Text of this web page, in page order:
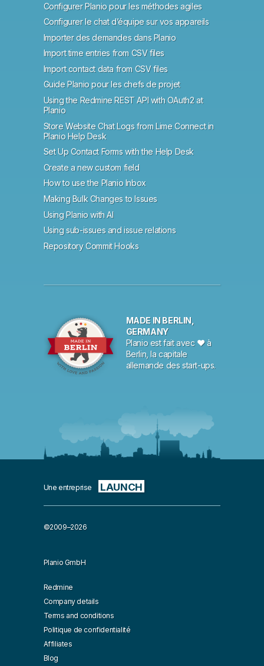
Configurer Planio pour les méthodes agiles
Configurer le chat d’équipe sur vos appareils
Importer des demandes dans Planio
Import time entries from CSV files
Import contact data from CSV files
Guide Planio pour les chefs de projet
Using the Redmine REST API with OAuth2 at
Planio
Store Website Chat Logs from Lime Connect in
Planio Help Desk
Set Up Contact Forms with the Help Desk
Create a new custom field
How to use the Planio Inbox
Making Bulk Changes to Issues
Using Planio with AI
Using sub-issues and issue relations
Repository Commit Hooks
MADE IN BERLIN,
GERMANY
Planio est fait avec ♥ à
Berlin, la capitale
allemande des start-ups.
Une entreprise LAUNCH
©2009–2026
Planio GmbH
Redmine
Company details
Terms and conditions
Politique de confidentialité
Affiliates
Blog